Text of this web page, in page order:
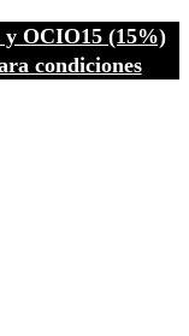
y OCIO15 (15%)
condiciones